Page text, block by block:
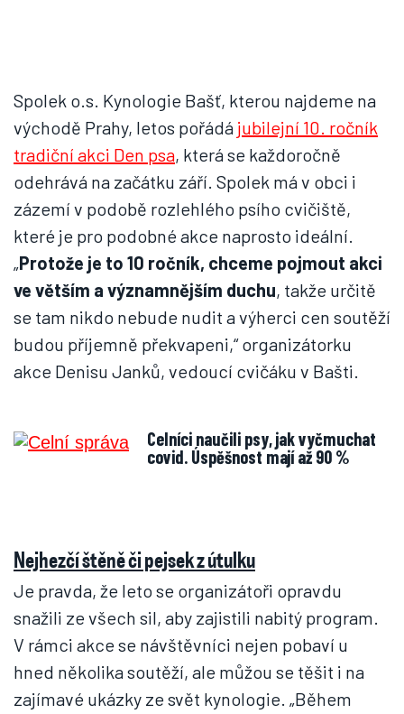
Spolek o.s. Kynologie Bašť, kterou najdeme na
východě Prahy, letos pořádá jubilejní 10. ročník
tradiční akci Den psa, která se každoročně
odehrává na začátku září. Spolek má v obci i
zázemí v podobě rozlehlého psího cvičiště,
které je pro podobné akce naprosto ideální.
„Protože je to 10 ročník, chceme pojmout akci
ve větším a významnějším duchu, takže určitě
se tam nikdo nebude nudit a výherci cen soutěží
budou příjemně překvapeni,“ organizátorku
akce Denisu Janků, vedoucí cvičáku v Bašti.
Celníci naučili psy, jak vyčmuchat
covid. Úspěšnost mají až 90 %
Nejhezčí štěně či pejsek z útulku
Je pravda, že leto se organizátoři opravdu
snažili ze všech sil, aby zajistili nabitý program.
V rámci akce se návštěvníci nejen pobaví u
hned několika soutěží, ale můžou se těšit i na
zajímavé ukázky ze svět kynologie. „Během